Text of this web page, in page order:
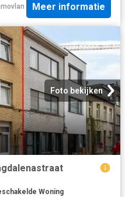
Meer informatie
Foto bekijken
Woning